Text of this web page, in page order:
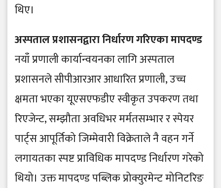
थिए।
अस्पताल प्रशासनद्वारा निर्धारण गरिएका मापदण्ड
नयाँ प्रणाली कार्यान्वयनका लागि अस्पताल
प्रशासनले सीपीआरआर आधारित प्रणाली, उच्च
क्षमता भएका यूएसएफडीए स्वीकृत उपकरण तथा
रिएजेन्ट, सम्झौता अवधिभर मर्मतसम्भार र स्पेयर
पार्ट्स आपूर्तिको जिम्मेवारी विक्रेताले नै वहन गर्ने
लगायतका स्पष्ट प्राविधिक मापदण्ड निर्धारण गरेको
थियो। उक्त मापदण्ड पब्लिक प्रोक्युरमेन्ट मोनिटरिङ